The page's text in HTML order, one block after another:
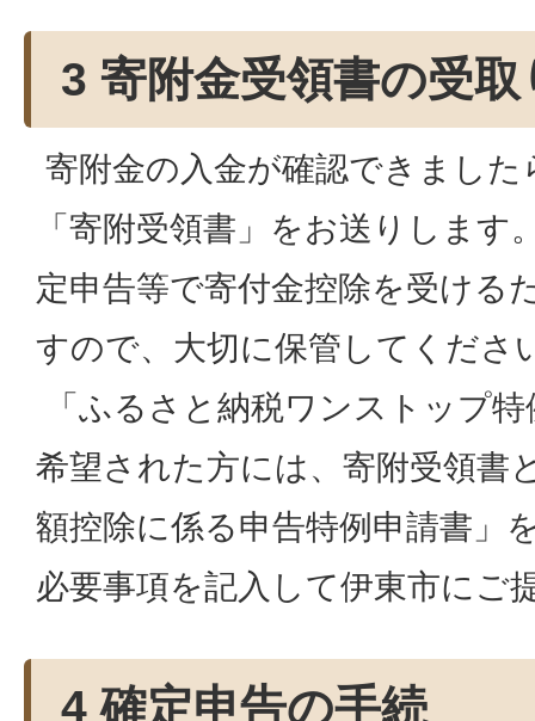
3 寄附金受領書の受取
寄附金の入金が確認できました
「寄附受領書」をお送りします
定申告等で寄付金控除を受ける
すので、大切に保管してくださ
「ふるさと納税ワンストップ
希望された方には、寄附受領書
額控除に係る申告特例申請書」
必要事項を記入して伊東市にご
4 確定申告の手続